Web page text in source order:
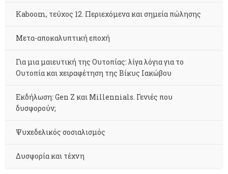
Kaboom, τεύχος 12. Περιεχόμενα και σημεία πώλησης
Μετα-αποκαλυπτική εποχή
Για μια μαιευτική της Ουτοπίας: λίγα λόγια για το
Ουτοπία και χειραφέτηση της Βίκυς Ιακώβου
Εκδήλωση: Gen Z και Millennials. Γενιές που
δυσφορούν;
Ψυχεδελικός σοσιαλισμός
Δυσφορία και τέχνη